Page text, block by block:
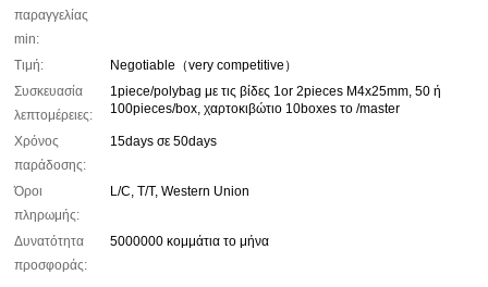
παραγγελίας
min:
Τιμή:
Negotiable（very competitive）
Συσκευασία
λεπτομέρειες:
1piece/polybag με τις βίδες 1or 2pieces M4x25mm, 50 ή
100pieces/box, χαρτοκιβώτιο 10boxes το /master
Χρόνος
παράδοσης:
15days σε 50days
Όροι
πληρωμής:
L/C, T/T, Western Union
Δυνατότητα
προσφοράς:
5000000 κομμάτια το μήνα